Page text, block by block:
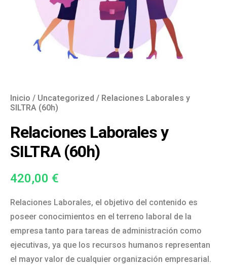
Inicio / Uncategorized / Relaciones Laborales y
SILTRA (60h)
Relaciones Laborales y
SILTRA (60h)
420,00 €
Relaciones Laborales, el objetivo del contenido es
poseer conocimientos en el terreno laboral de la
empresa tanto para tareas de administración como
ejecutivas, ya que los recursos humanos representan
el mayor valor de cualquier organización empresarial.